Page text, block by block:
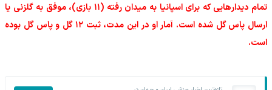
تمام دیدارهایی که برای اسپانیا به میدان رفته (۱۱ بازی)، موفق به گلزنی یا
ارسال پاس گل شده است. آمار او در این مدت، ثبت ۱۲ گل و پاس گل بوده
است.